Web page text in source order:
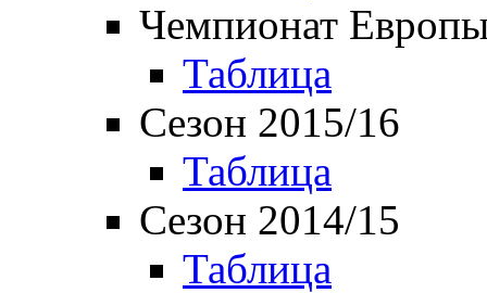
Чемпионат
Таблица
Сезон 2015/16
Таблица
Сезон 2014/15
Таблица